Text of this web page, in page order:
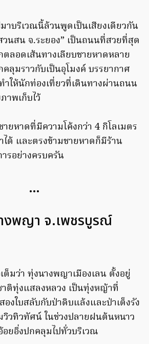
บริเวณนี้ล้วนพูดเป็นเสียงเดียวกัน
นสน จ.ระยอง” เป็นถนนที่สวยที่สุด
ตลอดเส้นทางเลียบชายหาดหลาย
ลุมราวกับเป็นอุโมงค์ บรรยากาศ
ให้นักท่องเที่ยวที่เดินทางผ่านถนน
าพเก็บไว้
ยหาดที่มีความโค้งกว่า 4 กิโลเมตร
ได้ และตรงข้ามชายหาดก็มีร้าน
รอย่างครบครัน
…
งพญา จ.เพชรบูรณ์
มว่า ทุ่งนางพญาเมืองเลน ตั้งอยู่
ติทุ่งแสลงหลวง เป็นทุ่งหญ้าที่
งใบสลับกับป่าดิบแล้งและป่าเต็งรัง
วิวทิวทัศน์ ในช่วงปลายฝนต้นหนาว
ยอิ่งปกคลุมไปทั่วบริเวณ